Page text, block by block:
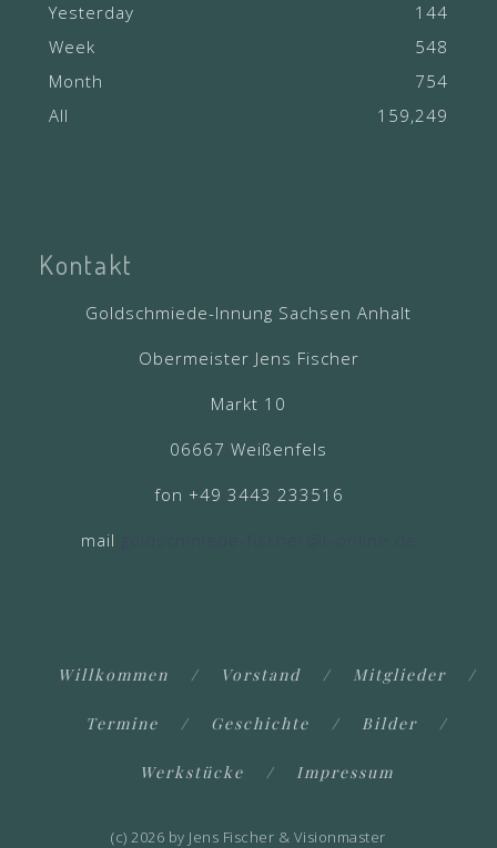
Yesterday
144
Week
548
Month
754
All
159,249
Kontakt
Goldschmiede-Innung Sachsen Anhalt
Obermeister Jens Fischer
Markt 10
06667 Weißenfels
fon +49 3443 233516
mail
Willkommen Vorstand Mitglieder
Termine Geschichte Bilder
Werkstücke Impressum
(c) 2026 by Jens Fischer & Visionmaster